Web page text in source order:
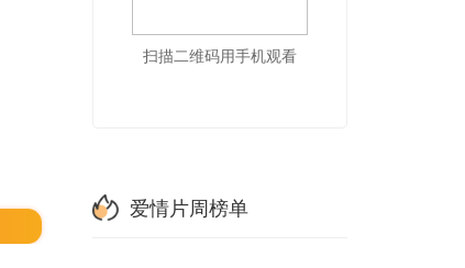
扫描二维码用手机观看
爱情片周榜单